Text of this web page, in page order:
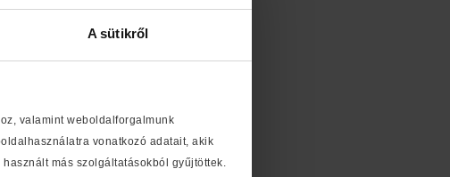
A sütikről
valamint weboldalforgalmunk
vonatkozó adatait, akik
más szolgáltatásokból gyűjtöttek.